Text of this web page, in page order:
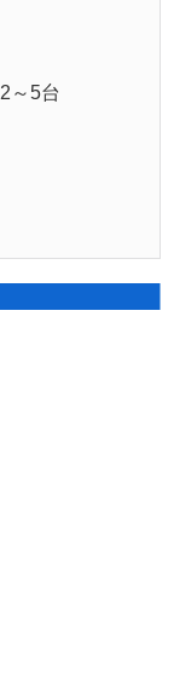
2～5台